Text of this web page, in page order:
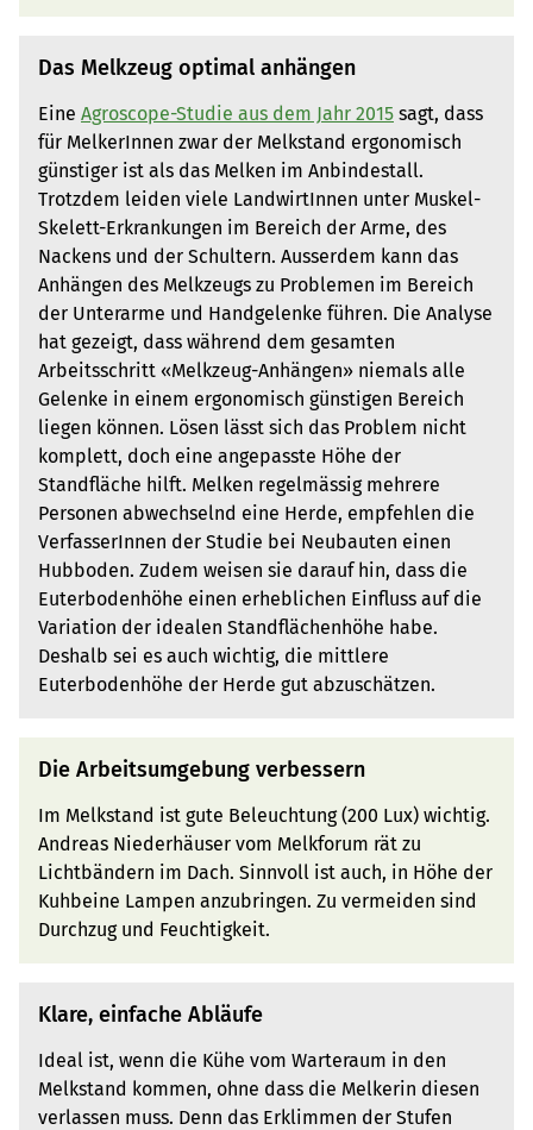
Das Melkzeug optimal anhängen
Eine Agroscope-Studie aus dem Jahr 2015 sagt, dass
für MelkerInnen zwar der Melkstand ergonomisch
günstiger ist als das Melken im Anbindestall.
Trotzdem leiden viele LandwirtInnen unter Muskel-
Skelett-Erkrankungen im Bereich der Arme, des
Nackens und der Schultern. Ausserdem kann das
Anhängen des Melkzeugs zu Problemen im Bereich
der Unterarme und Handgelenke führen. Die Analyse
hat gezeigt, dass während dem gesamten
Arbeitsschritt «Melkzeug-Anhängen» niemals alle
Gelenke in einem ergonomisch günstigen Bereich
liegen können. Lösen lässt sich das Problem nicht
komplett, doch eine angepasste Höhe der
Standfläche hilft. Melken regelmässig mehrere
Personen abwechselnd eine Herde, empfehlen die
VerfasserInnen der Studie bei Neubauten einen
Hubboden. Zudem weisen sie darauf hin, dass die
Euterbodenhöhe einen erheblichen Einfluss auf die
Variation der idealen Standflächenhöhe habe.
Deshalb sei es auch wichtig, die mittlere
Euterbodenhöhe der Herde gut abzuschätzen.
Die Arbeitsumgebung verbessern
Im Melkstand ist gute Beleuchtung (200 Lux) wichtig.
Andreas Niederhäuser vom Melkforum rät zu
Lichtbändern im Dach. Sinnvoll ist auch, in Höhe der
Kuhbeine Lampen anzubringen. Zu vermeiden sind
Durchzug und Feuchtigkeit.
Klare, einfache Abläufe
Ideal ist, wenn die Kühe vom Warteraum in den
Melkstand kommen, ohne dass die Melkerin diesen
verlassen muss. Denn das Erklimmen der Stufen